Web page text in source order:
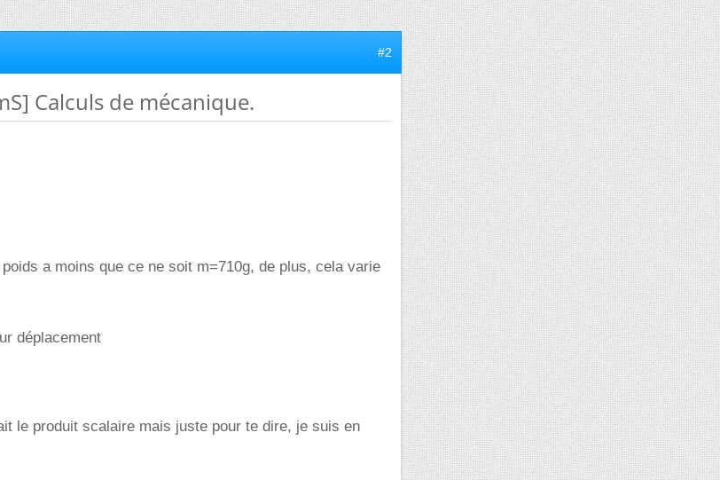
#2
Calculs de mécanique.
a moins que ce ne soit m=710g, de plus, cela varie
déplacement
le produit scalaire mais juste pour te dire, je suis en